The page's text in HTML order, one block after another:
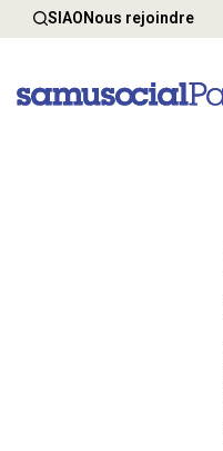
SIAONous rejoindre